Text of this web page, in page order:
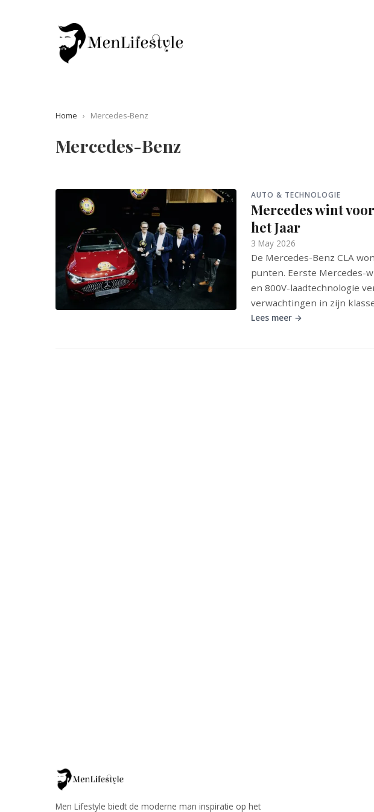
Home › Mercedes-Benz
Mercedes-Benz
AUTO & TECHNOLOGIE
Mercedes wint
het Jaar
3 May 2026
De Mercedes-Benz CLA
punten. Eerste Mercedes-
en 800V-laadtechnologie
verwachtingen in zijn
Lees meer →
Men Lifestyle biedt de moderne man inspiratie op het